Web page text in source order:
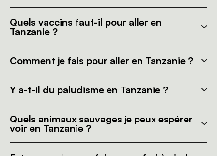
Quels vaccins faut-il pour aller en
Tanzanie ?
Comment je fais pour aller en Tanzanie ?
Y a-t-il du paludisme en Tanzanie ?
Quels animaux sauvages je peux espérer
voir en Tanzanie ?